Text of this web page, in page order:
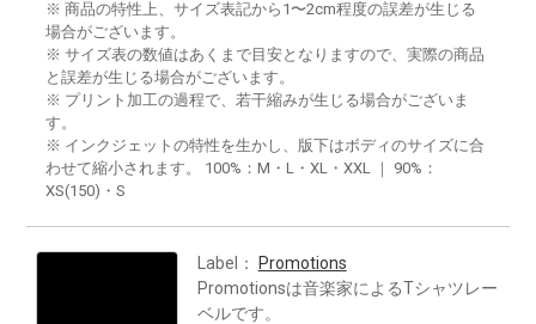
※ 商品の特性上、サイズ表記から1〜2cm程度の誤差が生じる
場合がございます。
※ サイズ表の数値はあくまで目安となりますので、実際の商品
と誤差が生じる場合がございます。
※ プリント加工の過程で、若干縮みが生じる場合がございま
す。
※ インクジェットの特性を生かし、版下はボディのサイズに合
わせて縮小されます。 100%：M・L・XL・XXL ｜ 90%：
XS(150)・S
Label：
Promotions
Promotionsは音楽家によるTシャツレー
ベルです。